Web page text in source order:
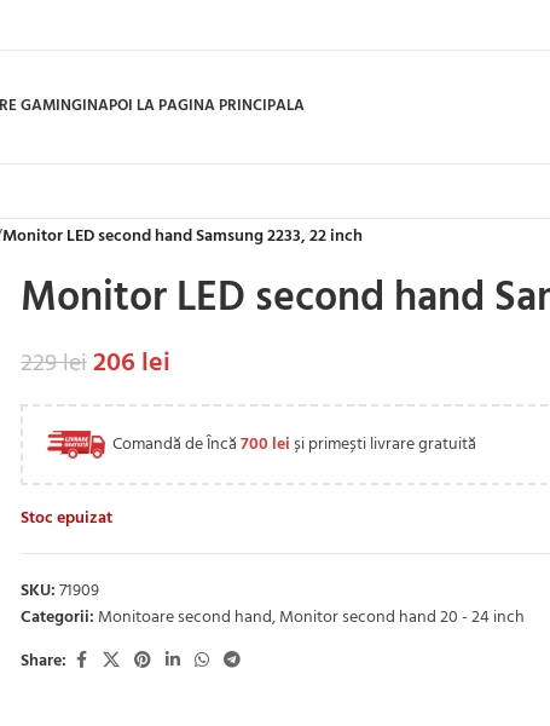
GAMINGINAPOI LA PAGINA PRINCIPALA
Monitor LED second hand Samsung 2233, 22 inch
Monitor LED second hand
229lei206 lei
Comandă de Încă700 leiși primești livrare gratuită
Stoc epuizat
SKU:71909
Categorii: Monitoare second hand,Monitor second hand 20 - 24 inch
Share: